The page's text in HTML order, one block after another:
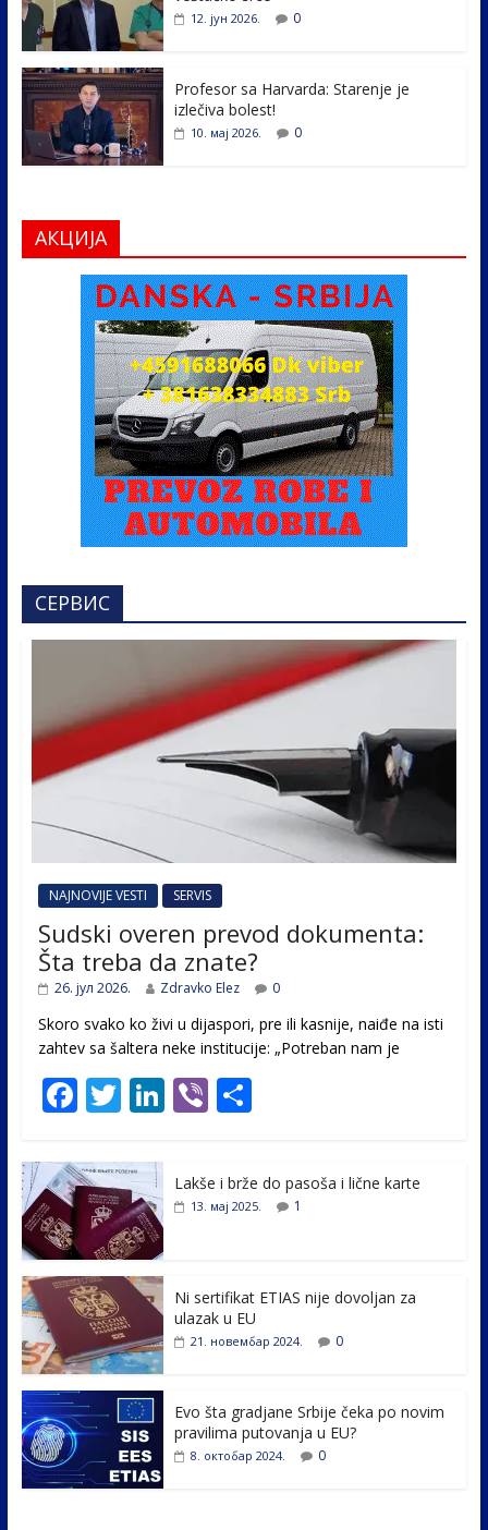
12. јун 2026. 0
Profesor sa Harvarda: Starenje je
izlečiva bolest!
10. мај 2026. 0
АКЦИЈА
СЕРВИС
NAJNOVIJE VESTI SERVIS
Sudski overen prevod dokumenta:
Šta treba da znate?
26. јул 2026. Zdravko Elez 0
Skoro svako ko živi u dijaspori, pre ili kasnije, naiđe na isti
zahtev sa šaltera neke institucije: „Potreban nam je
F
e
b
o
o
k
T
itt
er
Li
e
Vi
er
S
ar
e
Lakše i brže do pasoša i lične karte
13. мај 2025. 1
Ni sertifikat ETIAS nije dovoljan za
ulazak u EU
21. новембар 2024. 0
Evo šta gradjane Srbije čeka po novim
pravilima putovanja u EU?
8. октобар 2024. 0